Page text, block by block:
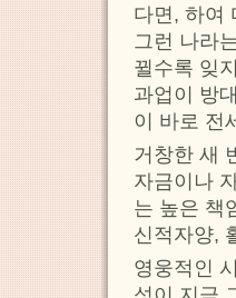
다면, 하여
그런 나라
뀔수록 잊
과업이 방
이 바로 전
거창한 새
자금이나
는 높은 책
신적자양,
영웅적인